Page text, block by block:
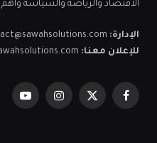
الاقتصاد والرياضة والسياسة واهم
الإدارة:
للإعلان معنا:
فيسبوكX
الانستغراميوتيوب